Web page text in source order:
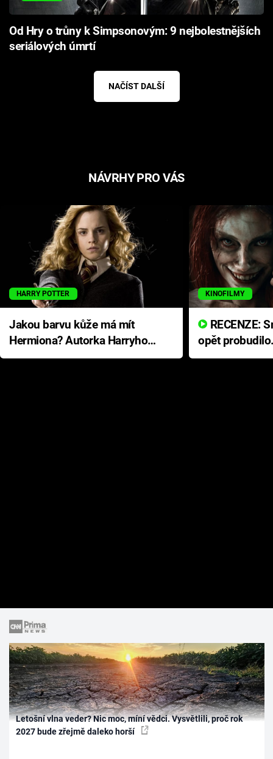
Od Hry o trůny k Simpsonovým: 9 nejbolestnějších
seriálových úmrtí
NAČÍST DALŠÍ
NÁVRHY PRO VÁS
HARRY POTTER
Jakou barvu kůže má mít
Hermiona? Autorka Harryho
Pottera přišla s ráznou
KINOFILMY
opět
přichází s
Letošní vlna veder? Nic moc, míní vědci. Vysvětlili, proč rok
2027 bude zřejmě daleko horší